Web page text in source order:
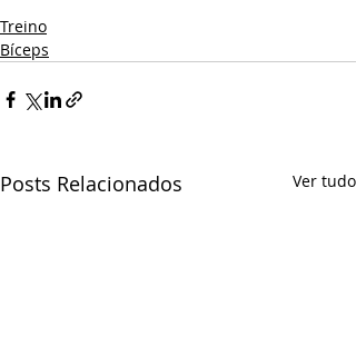
Treino
Bíceps
Posts Relacionados Ver tudo